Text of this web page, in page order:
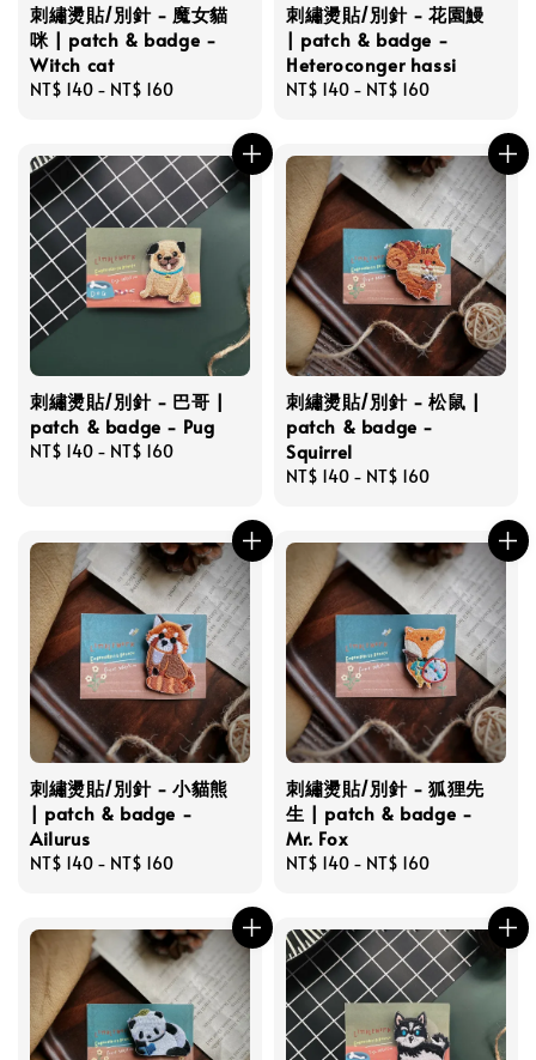
刺繡燙貼/別針 - 魔女貓
咪 | patch & badge -
Witch cat
Regular
NT$ 140 - NT$ 160
刺繡燙貼/別針 - 花園鰻
| patch & badge -
Heteroconger hassi
Regular
NT$ 140 - NT$ 160
刺繡燙貼/別針 - 巴哥 |
patch & badge - Pug
Regular
NT$ 140 - NT$ 160
刺繡燙貼/別針 - 松鼠 |
patch & badge -
Squirrel
Regular
NT$ 140 - NT$ 160
刺繡燙貼/別針 - 小貓熊
| patch & badge -
Ailurus
Regular
NT$ 140 - NT$ 160
刺繡燙貼/別針 - 狐狸先
生 | patch & badge -
Mr. Fox
Regular
NT$ 140 - NT$ 160